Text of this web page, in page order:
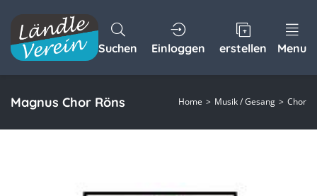
Suchen Einloggen erstellen Menu
Magnus Chor Röns Home Musik / Gesang Chor